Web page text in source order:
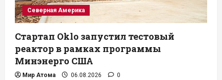
Северная Америка
Стартап Oklo запустил тестовый
реактор в рамках программы
Минэнерго США
Мир Атома 06.08.2026 0